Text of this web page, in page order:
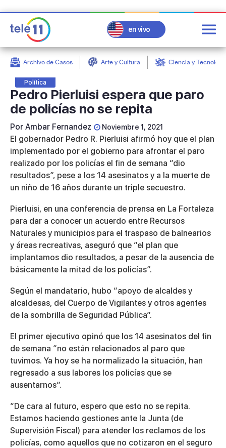
en vivo
Archivo de Casos Arte y Cultura Ciencia y
Política
Pedro Pierluisi espera que paro
de policías no se repita
Por Ambar Fernandez Noviembre 1, 2021
El gobernador Pedro R. Pierluisi afirmó hoy que el plan
implementado por el gobierno para afrontar el paro
realizado por los policías el fin de semana “dio
resultados”, pese a los 14 asesinatos y a la muerte de
un niño de 16 años durante un triple secuestro.
Pierluisi, en una conferencia de prensa en La Fortaleza
para dar a conocer un acuerdo entre Recursos
Naturales y municipios para el traspaso de balnearios
y áreas recreativas, aseguró que “el plan que
implantamos dio resultados, a pesar de la ausencia de
básicamente la mitad de los policías”.
Según el mandatario, hubo “apoyo de alcaldes y
alcaldesas, del Cuerpo de Vigilantes y otros agentes
de la sombrilla de Seguridad Pública”.
El primer ejecutivo opinó que los 14 asesinatos del fin
de semana “no están relacionados al paro que
tuvimos. Ya hoy se ha normalizado la situación, han
regresado a sus labores los policías que se
ausentarnos”.
“De cara al futuro, espero que esto no se repita.
Estamos haciendo gestiones ante la Junta (de
Supervisión Fiscal) para atender los reclamos de los
policías, como aquellos que no cotizaron en el seguro
post